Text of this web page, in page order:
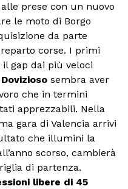
prese con un nuovo
le moto di Borgo
da parte
corse. I primi
gap dai più veloci
sembra aver
che in termini
apprezzabili. Nella
gara di Valencia arrivi
che illumini la
scorso, cambierà
di partenza.
libere di 45